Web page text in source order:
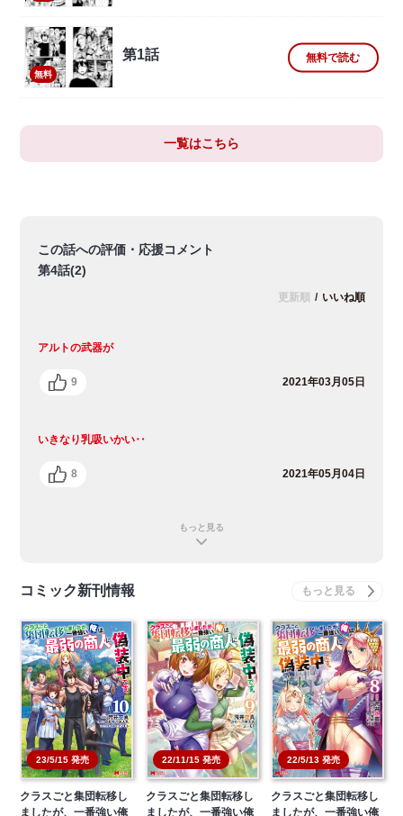
無料
第1話 無料で読む
一覧はこちら
この話への評価・応援コメント
第4話(2)
更新順 / いいね順
アルトの武器が
9 2021年03月05日
いきなり乳吸いかい‥
8 2021年05月04日
もっと見る
コミック新刊情報
23/5/15 発売
クラスごと集団転移し
ましたが、一番強い俺
22/11/15 発売
クラスごと集団転移し
ましたが、一番強い俺
22/5/13 発売
クラスごと集団転移し
ましたが、一番強い俺